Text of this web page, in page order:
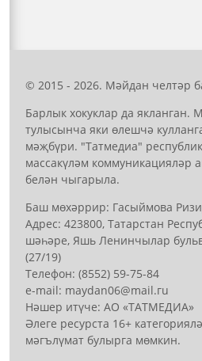
© 2015 - 2026. Мәйдан челтәр
Барлык хокуклар да якланган.
тулысынча яки өлешчә
мәҗбүри. "Татмедиа"
массакүләм коммуникацияләр
белән чыгарыла.
Баш мөхәррир: Гасыймова
Адрес: 423800, Татарстан
шәһәре, Яшь Ленинчылар
(27/19)
Телефон: (8552) 59-75-84
е-mail: mауdаn06@mail.гu
Нәшер итүче: АО «ТАТМЕДИА»
Әлеге ресурста 16+
мәгълүмат булырга мөмкин.